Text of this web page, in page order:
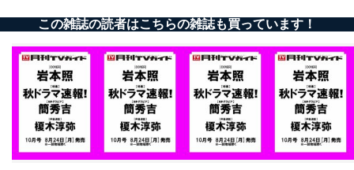
2 いただいた方の個
人情報
処、オペレーター教育など応対品
質向上のため
3
当社カスタマーQ＆
Aサービス利用者
カスタマーQ＆Aサイトの投稿内容
の確認のため
ｅメール等によるカスタマーQ＆A
サイトのサービス内容のご案内の
ため
ｅメール等による商品、サービ
ス、キャンペーン等の広告に関す
るご案内のため
この雑誌の読者はこちらの雑誌も買っています！